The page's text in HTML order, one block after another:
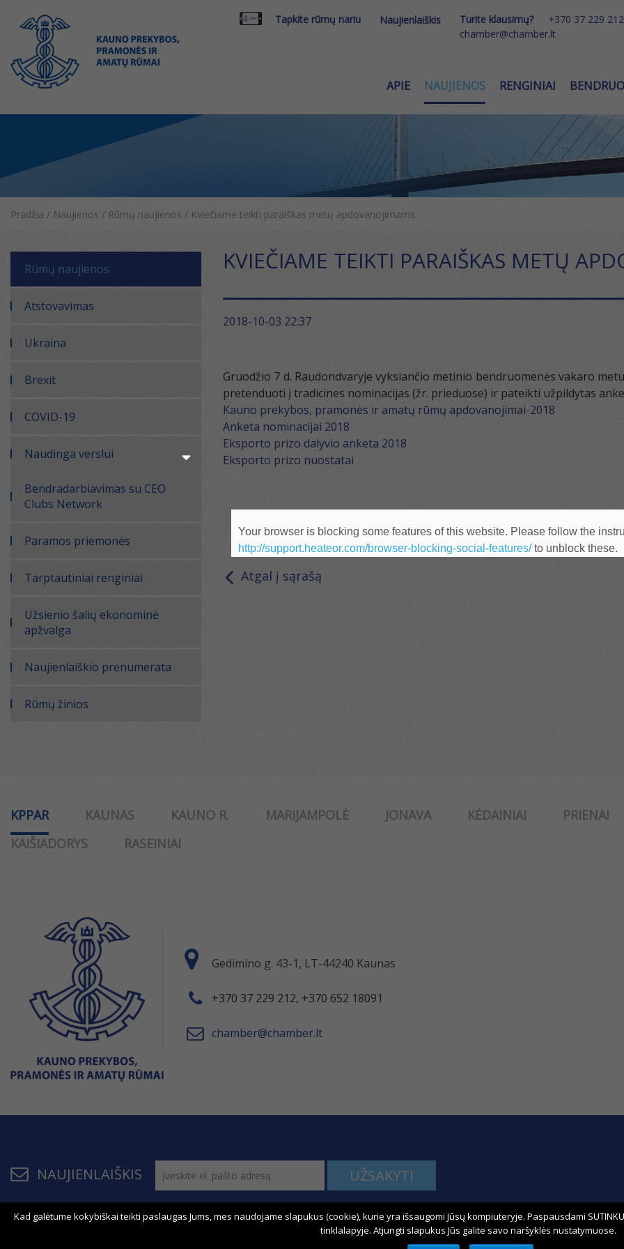
Tapkite rūmų nariu Naujienlaiškis Turite klausimų?
+370 37 229 212
chamber@chamber.lt
APIE NAUJIENOS RENGINIAI
Pradžia / Naujienos / Rūmų naujienos / Kviečiame teikti paraiškas metų apdovanojimams
Rūmų naujienos
Atstovavimas
Ukraina
Brexit
COVID-19
Naudinga verslui
Bendradarbiavimas su CEO
Clubs Network
Paramos priemonės
Tarptautiniai renginiai
Užsienio šalių ekonominė
apžvalga
Naujienlaiškio prenumerata
Rūmų žinios
KVIEČIAME TEIKTI PARAIŠKAS METŲ
2018-10-03 22:37
Gruodžio 7 d. Raudondvaryje vyksiančio metinio bendruomenės vakaro
pretenduoti į tradicines nominacijas (žr. prieduose) ir pateikti užpildytas
Kauno prekybos, pramonės ir amatų rūmų apdovanojimai-2018
Anketa nominacijai 2018
Eksporto prizo dalyvio anketa 2018
Eksporto prizo nuostatai
Atgal į sąrašą
KPPAR KAUNAS KAUNO R. MARIJAMPOLĖ JONAVA KĖDAINIAI PRIENAI
KAIŠIADORYS
RASEINIAI
Gedimino g. 43-1, LT-44240 Kaunas
+370 37 229 212, +370 652 18091
chamber@chamber.lt
NAUJIENLAIŠKIS UŽSAKYTI
© 2011 - 2026, KPPAR . Visos teisės saugomos.
Bendraukime:
Kad galėtume kokybiškai teikti paslaugas Jums, mes naudojame slapukus (cookie), kurie yra išsaugomi Jūsų kompiuteryje. Paspausdami
tinklalapyje. Atjungti slapukus Jūs galite savo naršyklės nustatymuose.
Your browser is blocking some features of this website. Please follow the
http://support.heateor.com/browser-blocking-social-features/to unblock these.